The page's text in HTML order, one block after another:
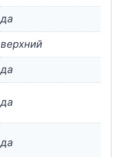
да
верхний
да
да
да